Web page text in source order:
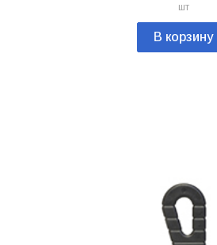
шт
В корзину